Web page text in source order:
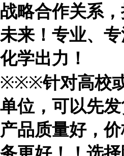
战略合作关系
未来！专业、
化学出力！
※※※针对高校
单位，可以先发
产品质量好，